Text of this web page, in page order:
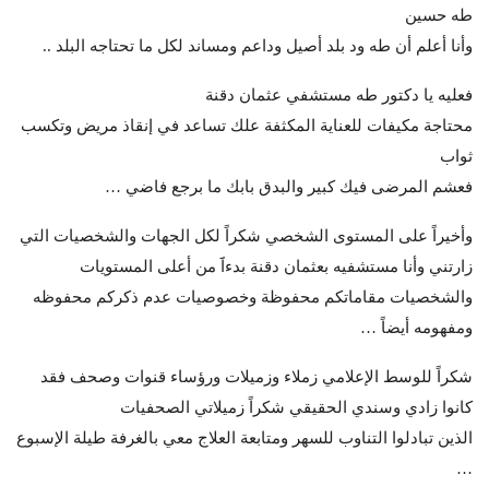
طه حسين
وأنا أعلم أن طه ود بلد أصيل وداعم ومساند لكل ما تحتاجه البلد ..
فعليه يا دكتور طه مستشفي عثمان دقنة
محتاجة مكيفات للعناية المكثفة علك تساعد في إنقاذ مريض وتكسب
ثواب
فعشم المرضى فيك كبير والبدق بابك ما برجع فاضي …
وأخيراً على المستوى الشخصي شكراً لكل الجهات والشخصيات التي
زارتني وأنا مستشفيه بعثمان دقنة بدءاََ من أعلى المستويات
والشخصيات مقاماتكم محفوظة وخصوصيات عدم ذكركم محفوظه
ومفهومه أيضاً …
شكراً للوسط الإعلامي زملاء وزميلات ورؤساء قنوات وصحف فقد
كانوا زادي وسندي الحقيقي شكراً زميلاتي الصحفيات
الذين تبادلوا التناوب للسهر ومتابعة العلاج معي بالغرفة طيلة الإسبوع
…